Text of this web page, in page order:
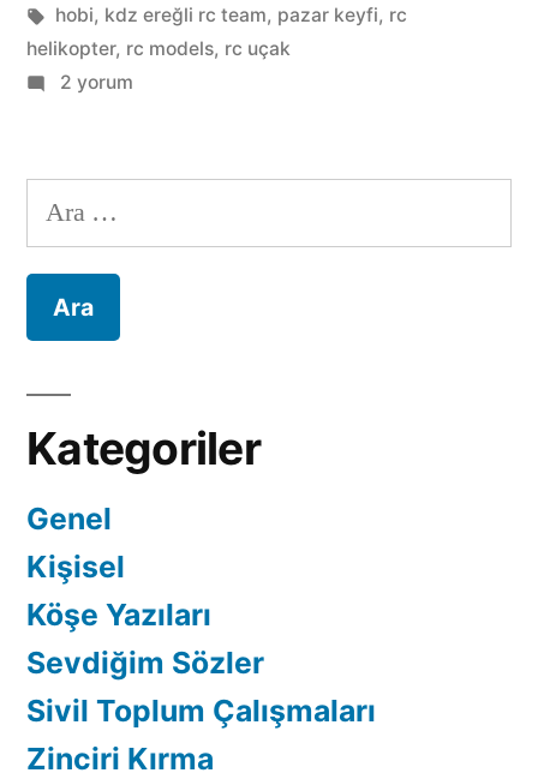
Etiketler:
hobi, kdz ereğli rc team, pazar keyfi, rc
helikopter, rc models, rc uçak
Güneşli
Keyifli
Bir
Etkinlik..
2 yorum
Arama:
Kategoriler
Genel
Kişisel
Köşe Yazıları
Sevdiğim Sözler
Sivil Toplum Çalışmaları
Zinciri Kırma